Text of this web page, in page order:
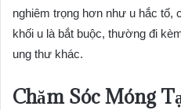
nghiêm trọng hơn như u hắc tố,
khối u là bắt buộc, thường đi
ung thư khác.
Chăm Sóc Móng